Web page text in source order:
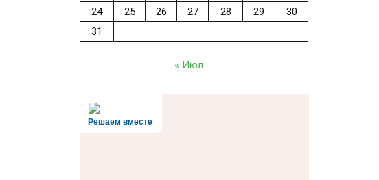
24
25 26 27 28 29
30
31
« Июл
Решаем вместе